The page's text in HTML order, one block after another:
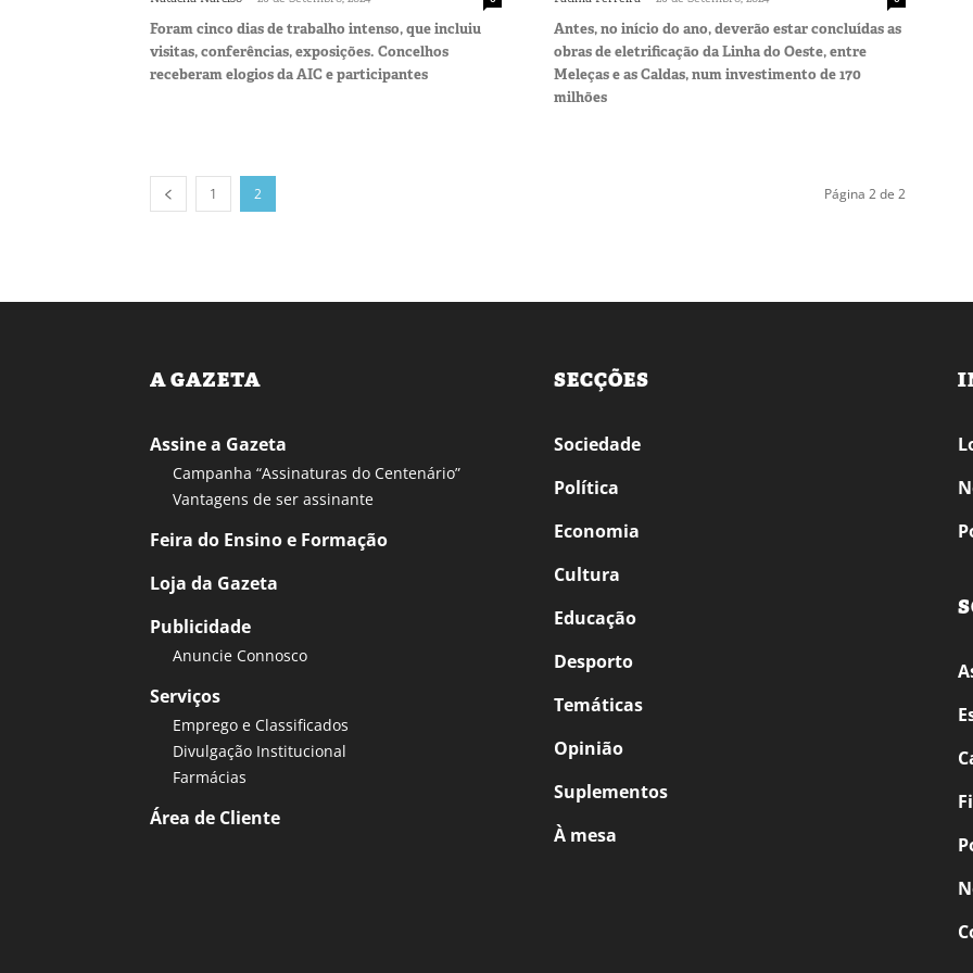
Foram cinco dias de trabalho intenso, que incluiu
visitas, conferências, exposições. Concelhos
receberam elogios da AIC e participantes
Antes, no início do ano, deverão estar concluídas as
obras de eletrificação da Linha do Oeste, entre
Meleças e as Caldas, num investimento de 170
milhões
1 2 Página 2 de 2
A GAZETA
Assine a Gazeta
Campanha “Assinaturas do Centenário”
Vantagens de ser assinante
Feira do Ensino e Formação
Loja da Gazeta
Publicidade
Anuncie Connosco
Serviços
Emprego e Classificados
Divulgação Institucional
Farmácias
Área de Cliente
SECÇÕES
Sociedade
Política
Economia
Cultura
Educação
Desporto
Temáticas
Opinião
Suplementos
À mesa